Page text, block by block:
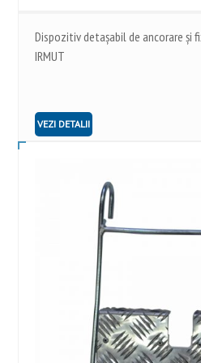
Dispozitiv detașabil de ancorare şi
IRMUT
VEZI DETALII